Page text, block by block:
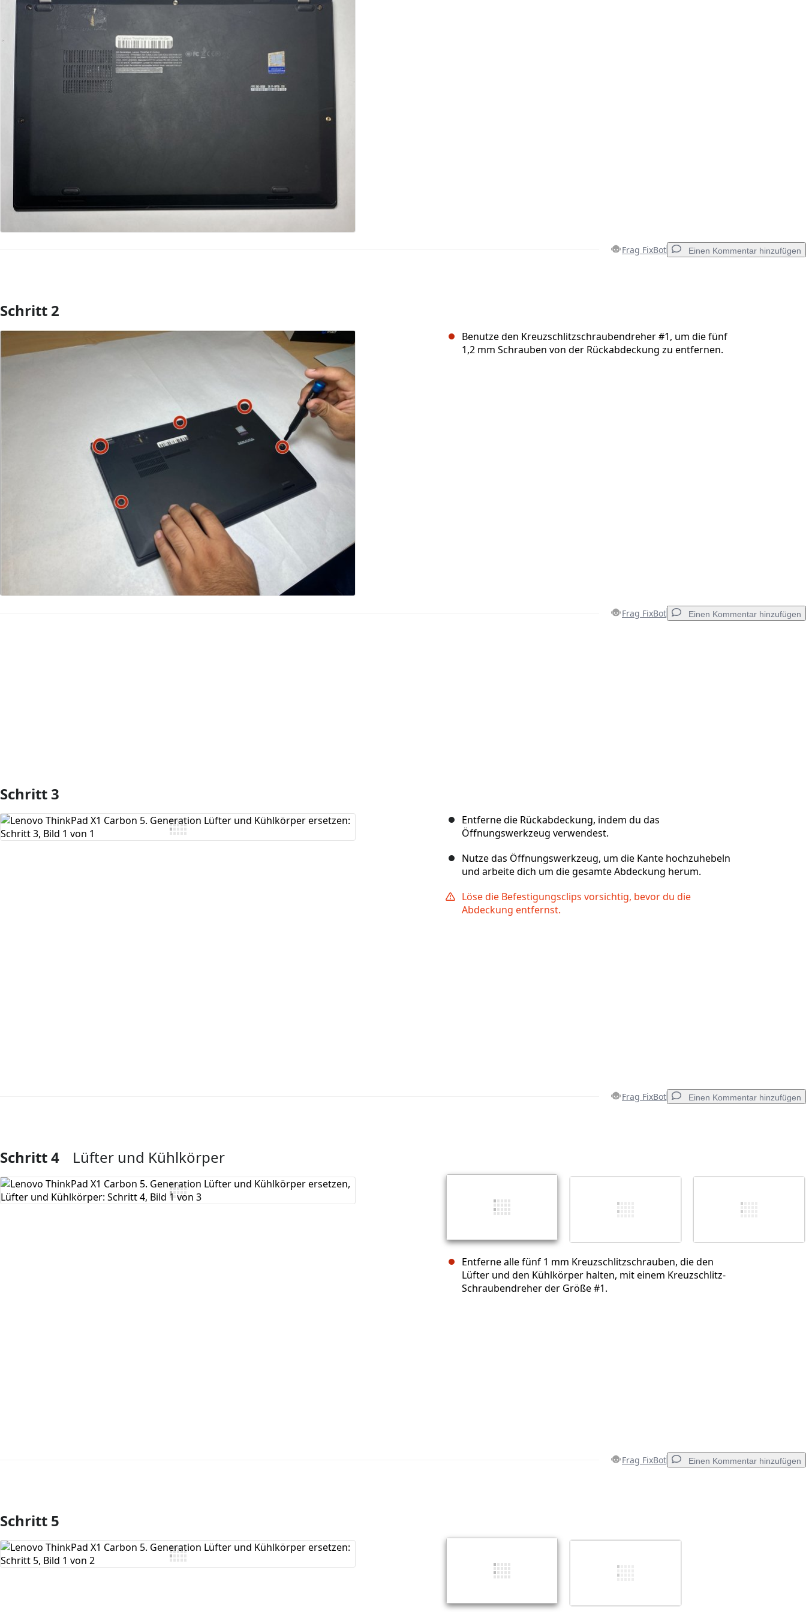
Frag FixBot Einen Kommentar hinzufügen
Kommentar hinzufügen
Schritt 2
Benutze den Kreuzschlitzschraubendreher #1, um die fünf
1,2 mm Schrauben von der Rückabdeckung zu entfernen.
Frag FixBot Einen Kommentar hinzufügen
Schritt 3
Entferne die Rückabdeckung, indem du das
Öffnungswerkzeug verwendest.
Nutze das Öffnungswerkzeug, um die Kante hochzuhebeln
und arbeite dich um die gesamte Abdeckung herum.
Löse die Befestigungsclips vorsichtig, bevor du die
Abdeckung entfernst.
Frag FixBot Einen Kommentar hinzufügen
Kommentar hinzufügen
Kommentieren
Schritt 4 Lüfter und Kühlkörper
Entferne alle fünf 1 mm Kreuzschlitzschrauben, die den
Lüfter und den Kühlkörper halten, mit einem Kreuzschlitz-
Schraubendreher der Größe #1.
Frag FixBot Einen Kommentar hinzufügen
Kommentar hinzufügen
Schritt 5